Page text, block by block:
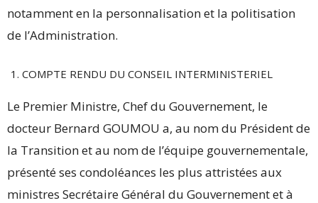
notamment en la personnalisation et la politisation
de l’Administration.
COMPTE RENDU DU CONSEIL INTERMINISTERIEL
Le Premier Ministre, Chef du Gouvernement, le
docteur Bernard GOUMOU a, au nom du Président de
la Transition et au nom de l’équipe gouvernementale,
présenté ses condoléances les plus attristées aux
ministres Secrétaire Général du Gouvernement et à